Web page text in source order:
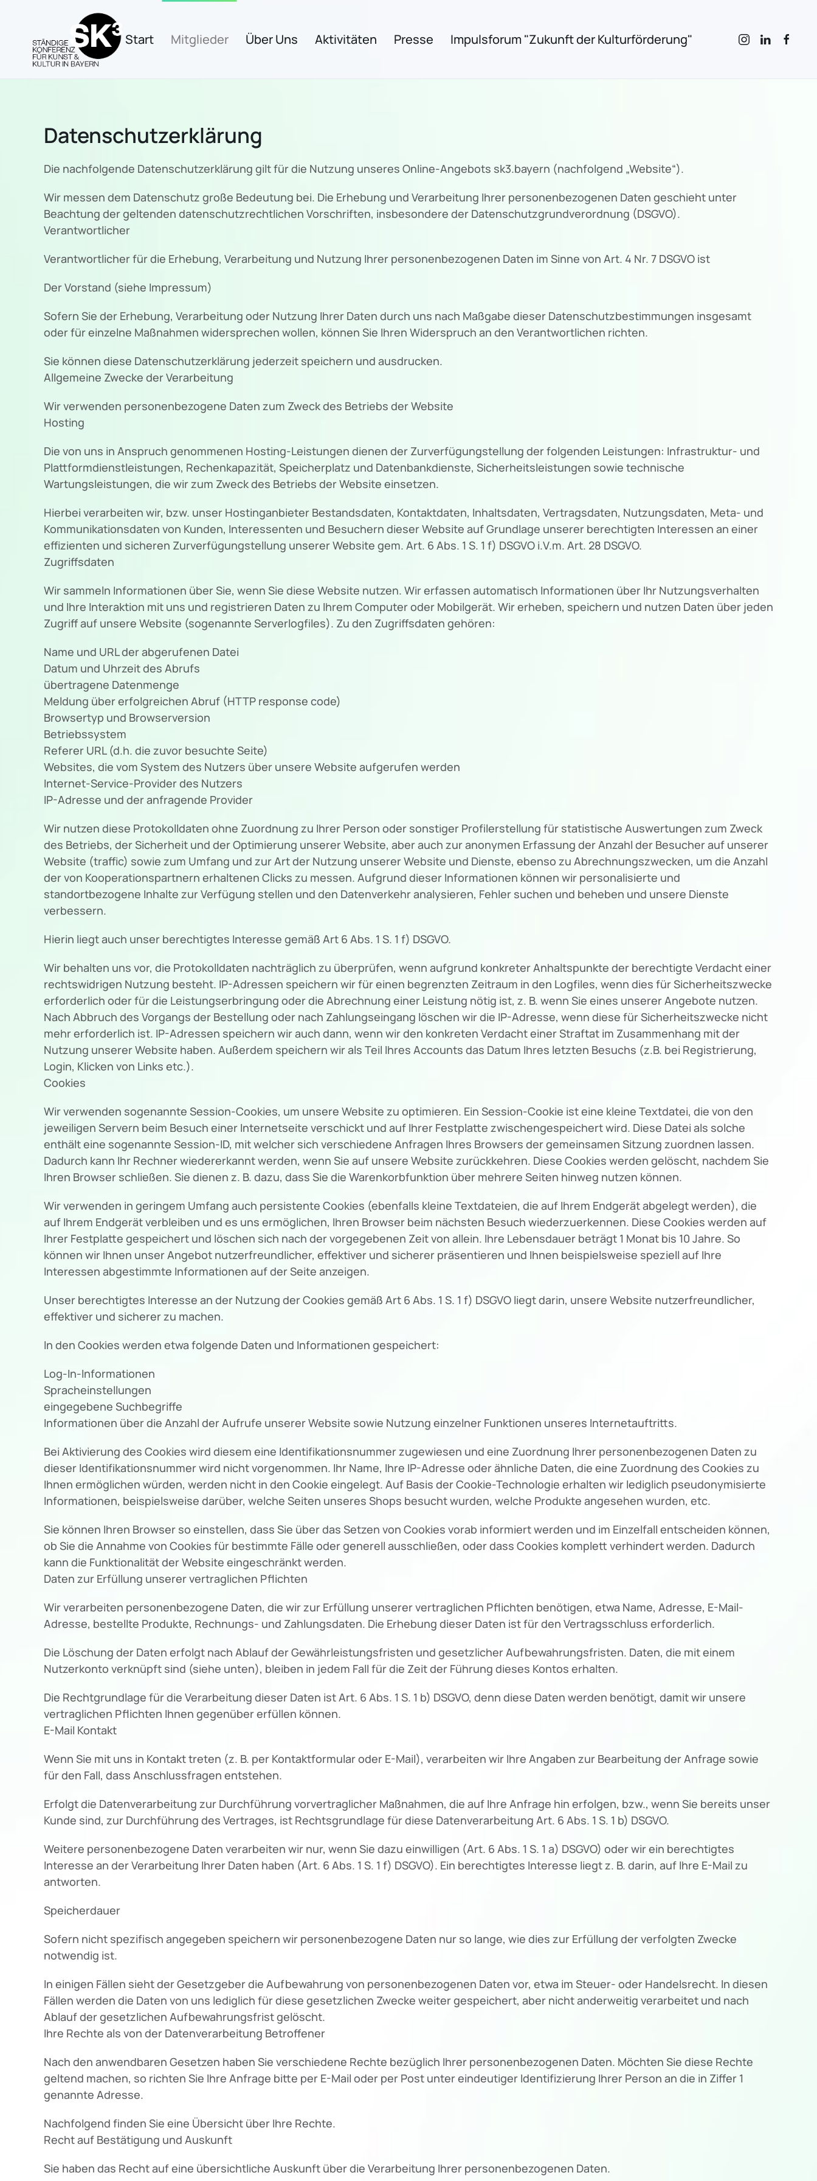
Zum Hauptinhalt springen
Start Mitglieder Über Uns Aktivitäten Presse Impulsforum "Zukunft der Kulturförderung"
Datenschutzerklärung
Die nachfolgende Datenschutzerklärung gilt für die Nutzung unseres Online-Angebots sk3.bayern (nachfolgend „Website“).
Wir messen dem Datenschutz große Bedeutung bei. Die Erhebung und Verarbeitung Ihrer personenbezogenen Daten geschieht unter
Beachtung der geltenden datenschutzrechtlichen Vorschriften, insbesondere der Datenschutzgrundverordnung (DSGVO).
Verantwortlicher
Verantwortlicher für die Erhebung, Verarbeitung und Nutzung Ihrer personenbezogenen Daten im Sinne von Art. 4 Nr. 7 DSGVO ist
Der Vorstand (siehe Impressum)
Sofern Sie der Erhebung, Verarbeitung oder Nutzung Ihrer Daten durch uns nach Maßgabe dieser Datenschutzbestimmungen insgesamt
oder für einzelne Maßnahmen widersprechen wollen, können Sie Ihren Widerspruch an den Verantwortlichen richten.
Sie können diese Datenschutzerklärung jederzeit speichern und ausdrucken.
Allgemeine Zwecke der Verarbeitung
Wir verwenden personenbezogene Daten zum Zweck des Betriebs der Website
Hosting
Die von uns in Anspruch genommenen Hosting-Leistungen dienen der Zurverfügungstellung der folgenden Leistungen: Infrastruktur- und
Plattformdienstleistungen, Rechenkapazität, Speicherplatz und Datenbankdienste, Sicherheitsleistungen sowie technische
Wartungsleistungen, die wir zum Zweck des Betriebs der Website einsetzen.
Hierbei verarbeiten wir, bzw. unser Hostinganbieter Bestandsdaten, Kontaktdaten, Inhaltsdaten, Vertragsdaten, Nutzungsdaten, Meta- und
Kommunikationsdaten von Kunden, Interessenten und Besuchern dieser Website auf Grundlage unserer berechtigten Interessen an einer
effizienten und sicheren Zurverfügungstellung unserer Website gem. Art. 6 Abs. 1 S. 1 f) DSGVO i.V.m. Art. 28 DSGVO.
Zugriffsdaten
Wir sammeln Informationen über Sie, wenn Sie diese Website nutzen. Wir erfassen automatisch Informationen über Ihr Nutzungsverhalten
und Ihre Interaktion mit uns und registrieren Daten zu Ihrem Computer oder Mobilgerät. Wir erheben, speichern und nutzen Daten über jeden
Zugriff auf unsere Website (sogenannte Serverlogfiles). Zu den Zugriffsdaten gehören:
Name und URL der abgerufenen Datei
Datum und Uhrzeit des Abrufs
übertragene Datenmenge
Meldung über erfolgreichen Abruf (HTTP response code)
Browsertyp und Browserversion
Betriebssystem
Referer URL (d.h. die zuvor besuchte Seite)
Websites, die vom System des Nutzers über unsere Website aufgerufen werden
Internet-Service-Provider des Nutzers
IP-Adresse und der anfragende Provider
Wir nutzen diese Protokolldaten ohne Zuordnung zu Ihrer Person oder sonstiger Profilerstellung für statistische Auswertungen zum Zweck
des Betriebs, der Sicherheit und der Optimierung unserer Website, aber auch zur anonymen Erfassung der Anzahl der Besucher auf unserer
Website (traffic) sowie zum Umfang und zur Art der Nutzung unserer Website und Dienste, ebenso zu Abrechnungszwecken, um die Anzahl
der von Kooperationspartnern erhaltenen Clicks zu messen. Aufgrund dieser Informationen können wir personalisierte und
standortbezogene Inhalte zur Verfügung stellen und den Datenverkehr analysieren, Fehler suchen und beheben und unsere Dienste
verbessern.
Hierin liegt auch unser berechtigtes Interesse gemäß Art 6 Abs. 1 S. 1 f) DSGVO.
Wir behalten uns vor, die Protokolldaten nachträglich zu überprüfen, wenn aufgrund konkreter Anhaltspunkte der berechtigte Verdacht einer
rechtswidrigen Nutzung besteht. IP-Adressen speichern wir für einen begrenzten Zeitraum in den Logfiles, wenn dies für Sicherheitszwecke
erforderlich oder für die Leistungserbringung oder die Abrechnung einer Leistung nötig ist, z. B. wenn Sie eines unserer Angebote nutzen.
Nach Abbruch des Vorgangs der Bestellung oder nach Zahlungseingang löschen wir die IP-Adresse, wenn diese für Sicherheitszwecke nicht
mehr erforderlich ist. IP-Adressen speichern wir auch dann, wenn wir den konkreten Verdacht einer Straftat im Zusammenhang mit der
Nutzung unserer Website haben. Außerdem speichern wir als Teil Ihres Accounts das Datum Ihres letzten Besuchs (z.B. bei Registrierung,
Login, Klicken von Links etc.).
Cookies
Wir verwenden sogenannte Session-Cookies, um unsere Website zu optimieren. Ein Session-Cookie ist eine kleine Textdatei, die von den
jeweiligen Servern beim Besuch einer Internetseite verschickt und auf Ihrer Festplatte zwischengespeichert wird. Diese Datei als solche
enthält eine sogenannte Session-ID, mit welcher sich verschiedene Anfragen Ihres Browsers der gemeinsamen Sitzung zuordnen lassen.
Dadurch kann Ihr Rechner wiedererkannt werden, wenn Sie auf unsere Website zurückkehren. Diese Cookies werden gelöscht, nachdem Sie
Ihren Browser schließen. Sie dienen z. B. dazu, dass Sie die Warenkorbfunktion über mehrere Seiten hinweg nutzen können.
Wir verwenden in geringem Umfang auch persistente Cookies (ebenfalls kleine Textdateien, die auf Ihrem Endgerät abgelegt werden), die
auf Ihrem Endgerät verbleiben und es uns ermöglichen, Ihren Browser beim nächsten Besuch wiederzuerkennen. Diese Cookies werden auf
Ihrer Festplatte gespeichert und löschen sich nach der vorgegebenen Zeit von allein. Ihre Lebensdauer beträgt 1 Monat bis 10 Jahre. So
können wir Ihnen unser Angebot nutzerfreundlicher, effektiver und sicherer präsentieren und Ihnen beispielsweise speziell auf Ihre
Interessen abgestimmte Informationen auf der Seite anzeigen.
Unser berechtigtes Interesse an der Nutzung der Cookies gemäß Art 6 Abs. 1 S. 1 f) DSGVO liegt darin, unsere Website nutzerfreundlicher,
effektiver und sicherer zu machen.
In den Cookies werden etwa folgende Daten und Informationen gespeichert:
Log-In-Informationen
Spracheinstellungen
eingegebene Suchbegriffe
Informationen über die Anzahl der Aufrufe unserer Website sowie Nutzung einzelner Funktionen unseres Internetauftritts.
Bei Aktivierung des Cookies wird diesem eine Identifikationsnummer zugewiesen und eine Zuordnung Ihrer personenbezogenen Daten zu
dieser Identifikationsnummer wird nicht vorgenommen. Ihr Name, Ihre IP-Adresse oder ähnliche Daten, die eine Zuordnung des Cookies zu
Ihnen ermöglichen würden, werden nicht in den Cookie eingelegt. Auf Basis der Cookie-Technologie erhalten wir lediglich pseudonymisierte
Informationen, beispielsweise darüber, welche Seiten unseres Shops besucht wurden, welche Produkte angesehen wurden, etc.
Sie können Ihren Browser so einstellen, dass Sie über das Setzen von Cookies vorab informiert werden und im Einzelfall entscheiden können,
ob Sie die Annahme von Cookies für bestimmte Fälle oder generell ausschließen, oder dass Cookies komplett verhindert werden. Dadurch
kann die Funktionalität der Website eingeschränkt werden.
Daten zur Erfüllung unserer vertraglichen Pflichten
Wir verarbeiten personenbezogene Daten, die wir zur Erfüllung unserer vertraglichen Pflichten benötigen, etwa Name, Adresse, E-Mail-
Adresse, bestellte Produkte, Rechnungs- und Zahlungsdaten. Die Erhebung dieser Daten ist für den Vertragsschluss erforderlich.
Die Löschung der Daten erfolgt nach Ablauf der Gewährleistungsfristen und gesetzlicher Aufbewahrungsfristen. Daten, die mit einem
Nutzerkonto verknüpft sind (siehe unten), bleiben in jedem Fall für die Zeit der Führung dieses Kontos erhalten.
Die Rechtgrundlage für die Verarbeitung dieser Daten ist Art. 6 Abs. 1 S. 1 b) DSGVO, denn diese Daten werden benötigt, damit wir unsere
vertraglichen Pflichten Ihnen gegenüber erfüllen können.
E-Mail Kontakt
Wenn Sie mit uns in Kontakt treten (z. B. per Kontaktformular oder E-Mail), verarbeiten wir Ihre Angaben zur Bearbeitung der Anfrage sowie
für den Fall, dass Anschlussfragen entstehen.
Erfolgt die Datenverarbeitung zur Durchführung vorvertraglicher Maßnahmen, die auf Ihre Anfrage hin erfolgen, bzw., wenn Sie bereits unser
Kunde sind, zur Durchführung des Vertrages, ist Rechtsgrundlage für diese Datenverarbeitung Art. 6 Abs. 1 S. 1 b) DSGVO.
Weitere personenbezogene Daten verarbeiten wir nur, wenn Sie dazu einwilligen (Art. 6 Abs. 1 S. 1 a) DSGVO) oder wir ein berechtigtes
Interesse an der Verarbeitung Ihrer Daten haben (Art. 6 Abs. 1 S. 1 f) DSGVO). Ein berechtigtes Interesse liegt z. B. darin, auf Ihre E-Mail zu
antworten.
Speicherdauer
Sofern nicht spezifisch angegeben speichern wir personenbezogene Daten nur so lange, wie dies zur Erfüllung der verfolgten Zwecke
notwendig ist.
In einigen Fällen sieht der Gesetzgeber die Aufbewahrung von personenbezogenen Daten vor, etwa im Steuer- oder Handelsrecht. In diesen
Fällen werden die Daten von uns lediglich für diese gesetzlichen Zwecke weiter gespeichert, aber nicht anderweitig verarbeitet und nach
Ablauf der gesetzlichen Aufbewahrungsfrist gelöscht.
Ihre Rechte als von der Datenverarbeitung Betroffener
Nach den anwendbaren Gesetzen haben Sie verschiedene Rechte bezüglich Ihrer personenbezogenen Daten. Möchten Sie diese Rechte
geltend machen, so richten Sie Ihre Anfrage bitte per E-Mail oder per Post unter eindeutiger Identifizierung Ihrer Person an die in Ziffer 1
genannte Adresse.
Nachfolgend finden Sie eine Übersicht über Ihre Rechte.
Recht auf Bestätigung und Auskunft
Sie haben das Recht auf eine übersichtliche Auskunft über die Verarbeitung Ihrer personenbezogenen Daten.